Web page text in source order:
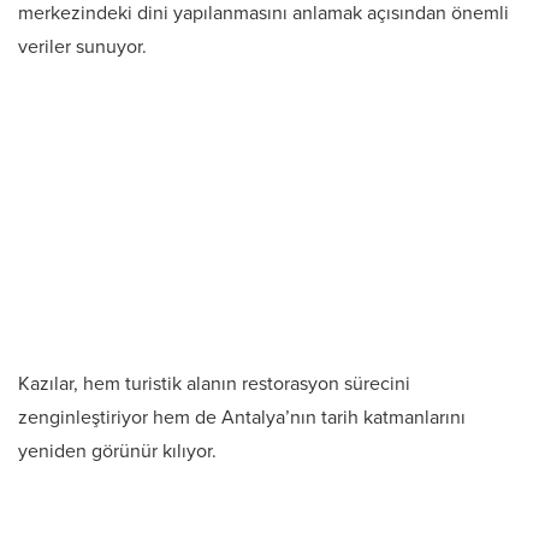
merkezindeki dini yapılanmasını anlamak açısından önemli
veriler sunuyor.
Kazılar, hem turistik alanın restorasyon sürecini
zenginleştiriyor hem de Antalya’nın tarih katmanlarını
yeniden görünür kılıyor.